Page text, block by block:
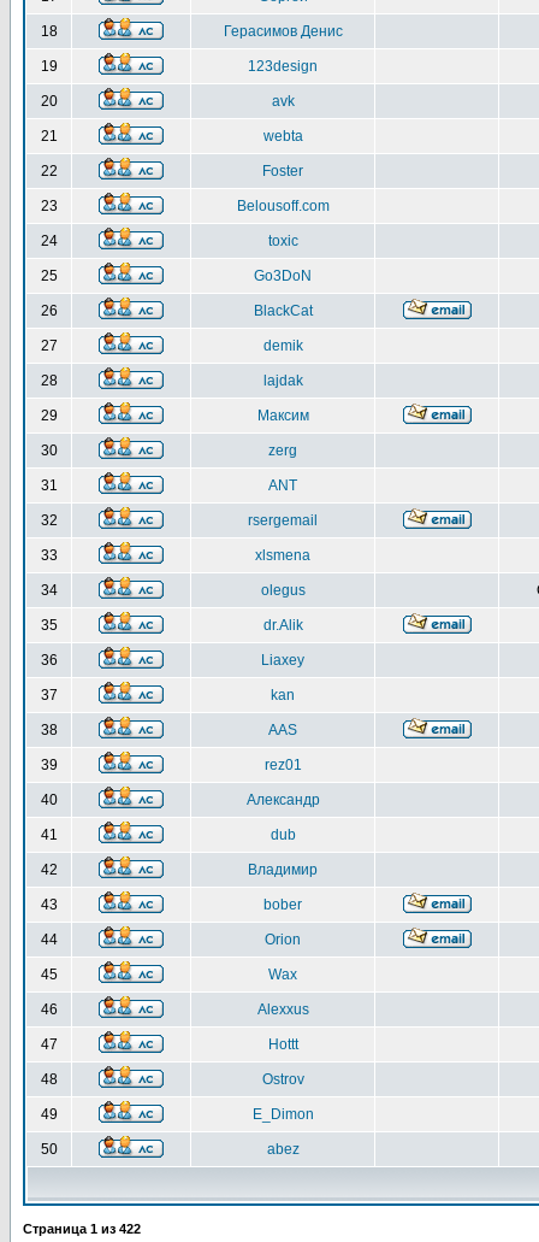
18 Герасимов Денис
19 123design
20 avk
21 webta
22 Foster
23 Belousoff.com
24 toxic
25 Go3DoN
26 BlackCat
27 demik
28 lajdak
29 Максим
30 zerg
31 ANT
32 rsergemail
33 xlsmena
34 olegus
35 dr.Alik
36 Liaxey
37 kan
38 AAS
39 rez01
40 Александр
41 dub
42 Владимир
43 bober
44 Orion
45 Wax
46 Alexxus
47 Hottt
48 Ostrov
49 E_Dimon
50 abez
Страница 1 из 422